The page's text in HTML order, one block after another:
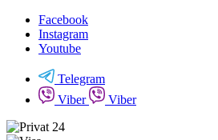
Facebook
Instagram
Youtube
Telegram
Viber
Viber